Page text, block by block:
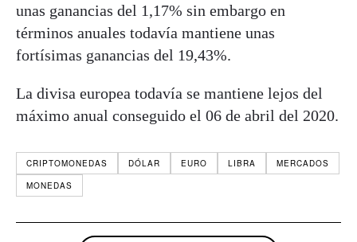
unas ganancias del 1,17% sin embargo en
términos anuales todavía mantiene unas
fortísimas ganancias del 19,43%.
La divisa europea todavía se mantiene lejos del
máximo anual conseguido el 06 de abril del 2020.
CRIPTOMONEDAS DÓLAR EURO LIBRA
MERCADOS
MONEDAS